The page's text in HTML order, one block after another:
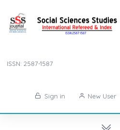
ISSN: 2587-1587
Sign in New User